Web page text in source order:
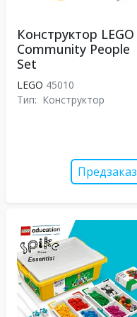
Конструктор LEGO
Community People
Set
LEGO 45010
Тип: Конструктор
Предзаказ